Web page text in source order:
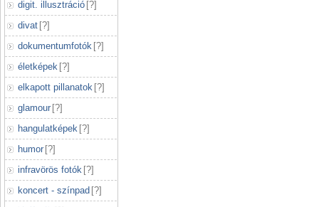
digit. illusztráció [?]
divat [?]
dokumentumfotók [?]
életképek [?]
elkapott pillanatok [?]
glamour [?]
hangulatképek [?]
humor [?]
infravörös fotók [?]
koncert - színpad [?]